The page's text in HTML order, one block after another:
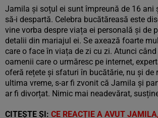
Jamila și soțul ei sunt împreună de 16 ani
să-i despartă. Celebra bucătăreasă este
vine vorba despre viața ei personală și de
detalii din mariajul ei. Se axează foarte
care o face în viața de zi cu zi. Atunci
oamenii care o urmăresc pe internet,
oferă rețete și sfaturi în bucătărie, nu și de
ultima vreme, s-ar fi zvonit că Jamila și
ar fi divorțat. Nimic mai neadevărat,
CITEȘTE ȘI: CE REACȚIE A AVUT